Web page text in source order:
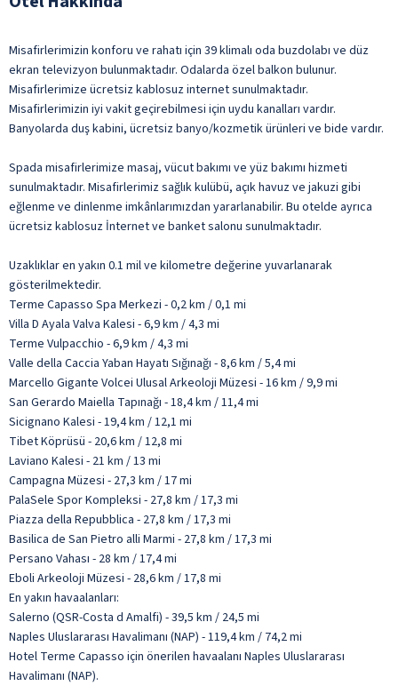
Misafirlerimizin konforu ve rahatı için 39 klimalı oda buzdolabı ve düz
ekran televizyon bulunmaktadır. Odalarda özel balkon bulunur.
Misafirlerimize ücretsiz kablosuz internet sunulmaktadır.
Misafirlerimizin iyi vakit geçirebilmesi için uydu kanalları vardır.
Banyolarda duş kabini, ücretsiz banyo/kozmetik ürünleri ve bide vardır.
Spada misafirlerimize masaj, vücut bakımı ve yüz bakımı hizmeti
sunulmaktadır. Misafirlerimiz sağlık kulübü, açık havuz ve jakuzi gibi
eğlenme ve dinlenme imkânlarımızdan yararlanabilir. Bu otelde ayrıca
ücretsiz kablosuz İnternet ve banket salonu sunulmaktadır.
Uzaklıklar en yakın 0.1 mil ve kilometre değerine yuvarlanarak
gösterilmektedir.
Terme Capasso Spa Merkezi - 0,2 km / 0,1 mi
Villa D Ayala Valva Kalesi - 6,9 km / 4,3 mi
Terme Vulpacchio - 6,9 km / 4,3 mi
Valle della Caccia Yaban Hayatı Sığınağı - 8,6 km / 5,4 mi
Marcello Gigante Volcei Ulusal Arkeoloji Müzesi - 16 km / 9,9 mi
San Gerardo Maiella Tapınağı - 18,4 km / 11,4 mi
Sicignano Kalesi - 19,4 km / 12,1 mi
Tibet Köprüsü - 20,6 km / 12,8 mi
Laviano Kalesi - 21 km / 13 mi
Campagna Müzesi - 27,3 km / 17 mi
PalaSele Spor Kompleksi - 27,8 km / 17,3 mi
Piazza della Repubblica - 27,8 km / 17,3 mi
Basilica de San Pietro alli Marmi - 27,8 km / 17,3 mi
Persano Vahası - 28 km / 17,4 mi
Eboli Arkeoloji Müzesi - 28,6 km / 17,8 mi
En yakın havaalanları:
Salerno (QSR-Costa d Amalfi) - 39,5 km / 24,5 mi
Naples Uluslararası Havalimanı (NAP) - 119,4 km / 74,2 mi
Hotel Terme Capasso için önerilen havaalanı Naples Uluslararası
Havalimanı (NAP).